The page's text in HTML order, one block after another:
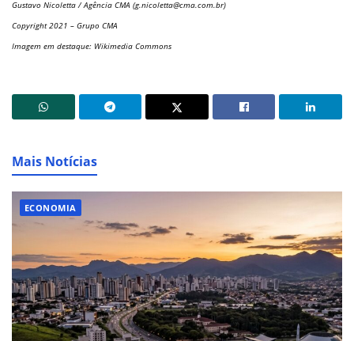
Gustavo Nicoletta / Agência CMA (g.nicoletta@cma.com.br)
Copyright 2021 – Grupo CMA
Imagem em destaque: Wikimedia Commons
Mais Notícias
ECONOMIA